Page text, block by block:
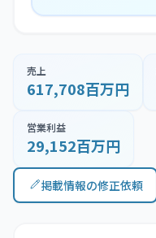
売上
617,708百万円
営業利益
29,152百万円
掲載情報の修正依頼